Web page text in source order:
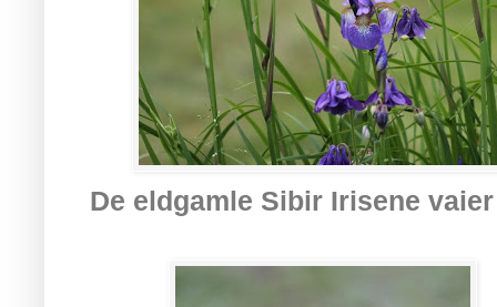
De eldgamle Sibir Irisene